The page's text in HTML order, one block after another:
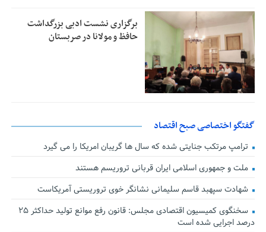
برگزاری نشست ادبی بزرگداشت
حافظ و مولانا در صربستان
گفتگو اختصاصی صبح اقتصاد
ترامپ مرتکب جنایتی شده که سال ها گریبان امریکا را می گیرد
ملت و جمهوری اسلامی ایران قربانی تروریسم هستند
شهادت سپهبد قاسم سلیمانی نشانگر خوی تروریستی آمریکاست
سخنگوی کمیسیون اقتصادی مجلس: قانون رفع موانع تولید حداکثر ۲۵
درصد اجرایی شده است